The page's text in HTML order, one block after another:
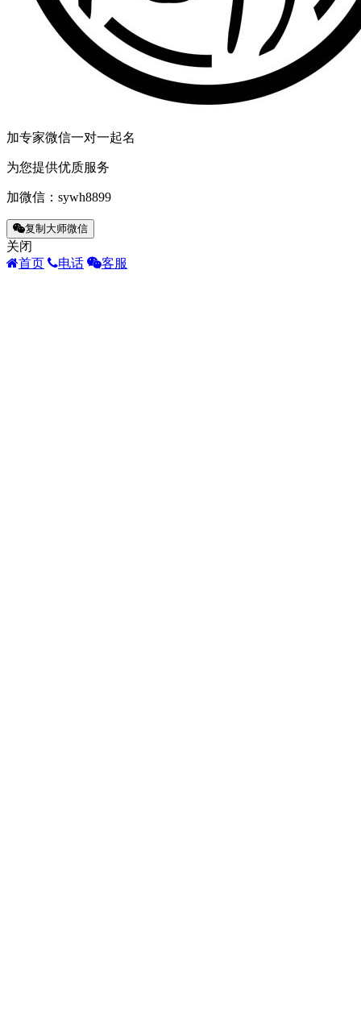
加专家微信一对一起名
为您提供优质服务
加微信： sywh8899
复制大师微信
关闭
首页
电话 客服